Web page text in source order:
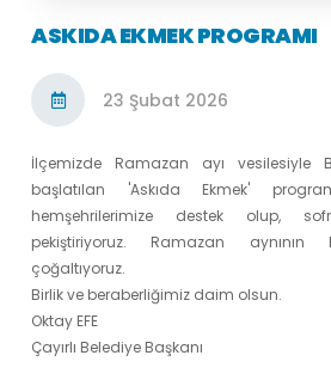
ASKIDA EKMEK PROGRAMI
23 Şubat 2026
İlçemizde Ramazan ayı vesilesiyle
başlatılan 'Askıda Ekmek'
hemşehrilerimize destek olup,
pekiştiriyoruz. Ramazan aynının
çoğaltıyoruz.
Birlik ve beraberliğimiz daim olsun.
Oktay EFE
Çayırlı Belediye Başkanı